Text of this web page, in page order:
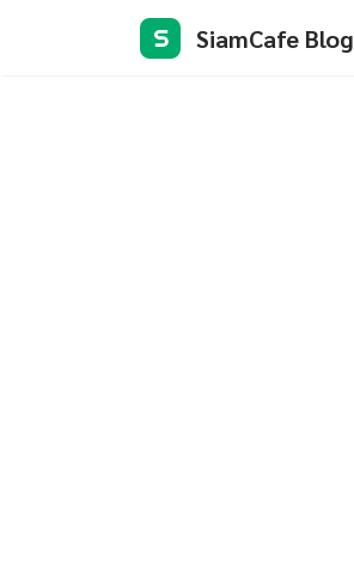
S SiamCafe Blog